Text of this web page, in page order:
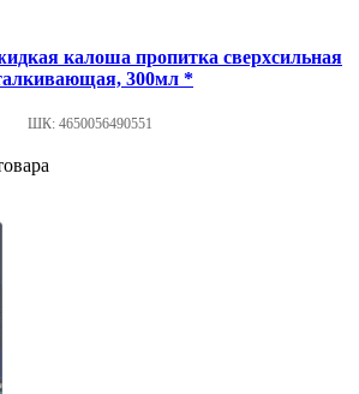
калоша пропитка сверхсильная
300мл *
ШК: 4650056490551